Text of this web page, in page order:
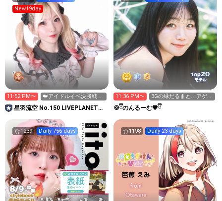
New19day
11:52 PM〜
👑アイドルイベ決勝戦👑
本日ポイント1.2倍🩵🩵
星羽流空 No.150 LIVEPLANET新
top20
モデル
11:36 PM〜
3Gの緑だるまと、アゲ⤴︎
ギフト集めます🔥😡
🍪ྀིのんるーむ🤎ྀི
1239 Daily 756 days 1198 Daily 23 days